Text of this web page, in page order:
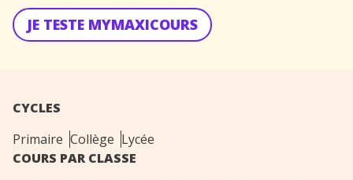
JE TESTE MYMAXICOURS
CYCLES
Primaire Collège Lycée
COURS PAR CLASSE